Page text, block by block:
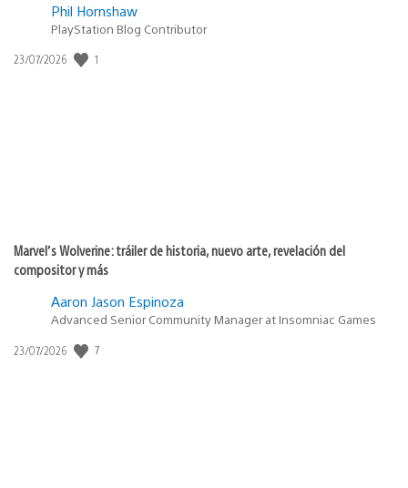
Phil Hornshaw
PlayStation Blog Contributor
Fecha
23/07/2026 1
Marvel’s Wolverine: tráiler de historia, nuevo arte, revelación del
compositor y más
Aaron Jason Espinoza
Advanced Senior Community Manager at Insomniac Games
Fecha
23/07/2026 7